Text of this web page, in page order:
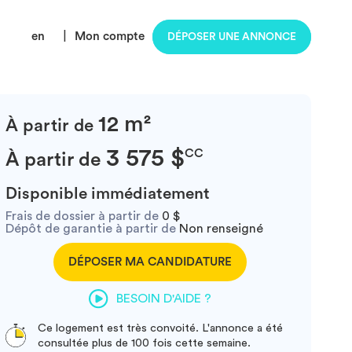
en Mon compte DÉPOSER UNE ANNONCE
À partir de 12 m²
À partir de 3 575 $CC
Disponible immédiatement
Frais de dossier à partir de 0 $
Dépôt de garantie à partir deNon renseigné
DÉPOSER MA CANDIDATURE
BESOIN D'AIDE ?
Ce logement est très convoité. L'annonce a été
consultée plus de 100 fois cette semaine.